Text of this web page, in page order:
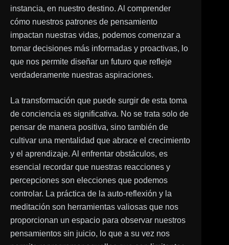
instancia, en nuestro destino. Al comprender
cómo nuestros patrones de pensamiento
impactan nuestras vidas, podemos comenzar a
tomar decisiones más informadas y proactivas, lo
que nos permite diseñar un futuro que refleje
verdaderamente nuestras aspiraciones.
La transformación que puede surgir de esta toma
de conciencia es significativa. No se trata solo de
pensar de manera positiva, sino también de
cultivar una mentalidad que abrace el crecimiento
y el aprendizaje. Al enfrentar obstáculos, es
esencial recordar que nuestras reacciones y
percepciones son elecciones que podemos
controlar. La práctica de la auto-reflexión y la
meditación son herramientas valiosas que nos
proporcionan un espacio para observar nuestros
pensamientos sin juicio, lo que a su vez nos